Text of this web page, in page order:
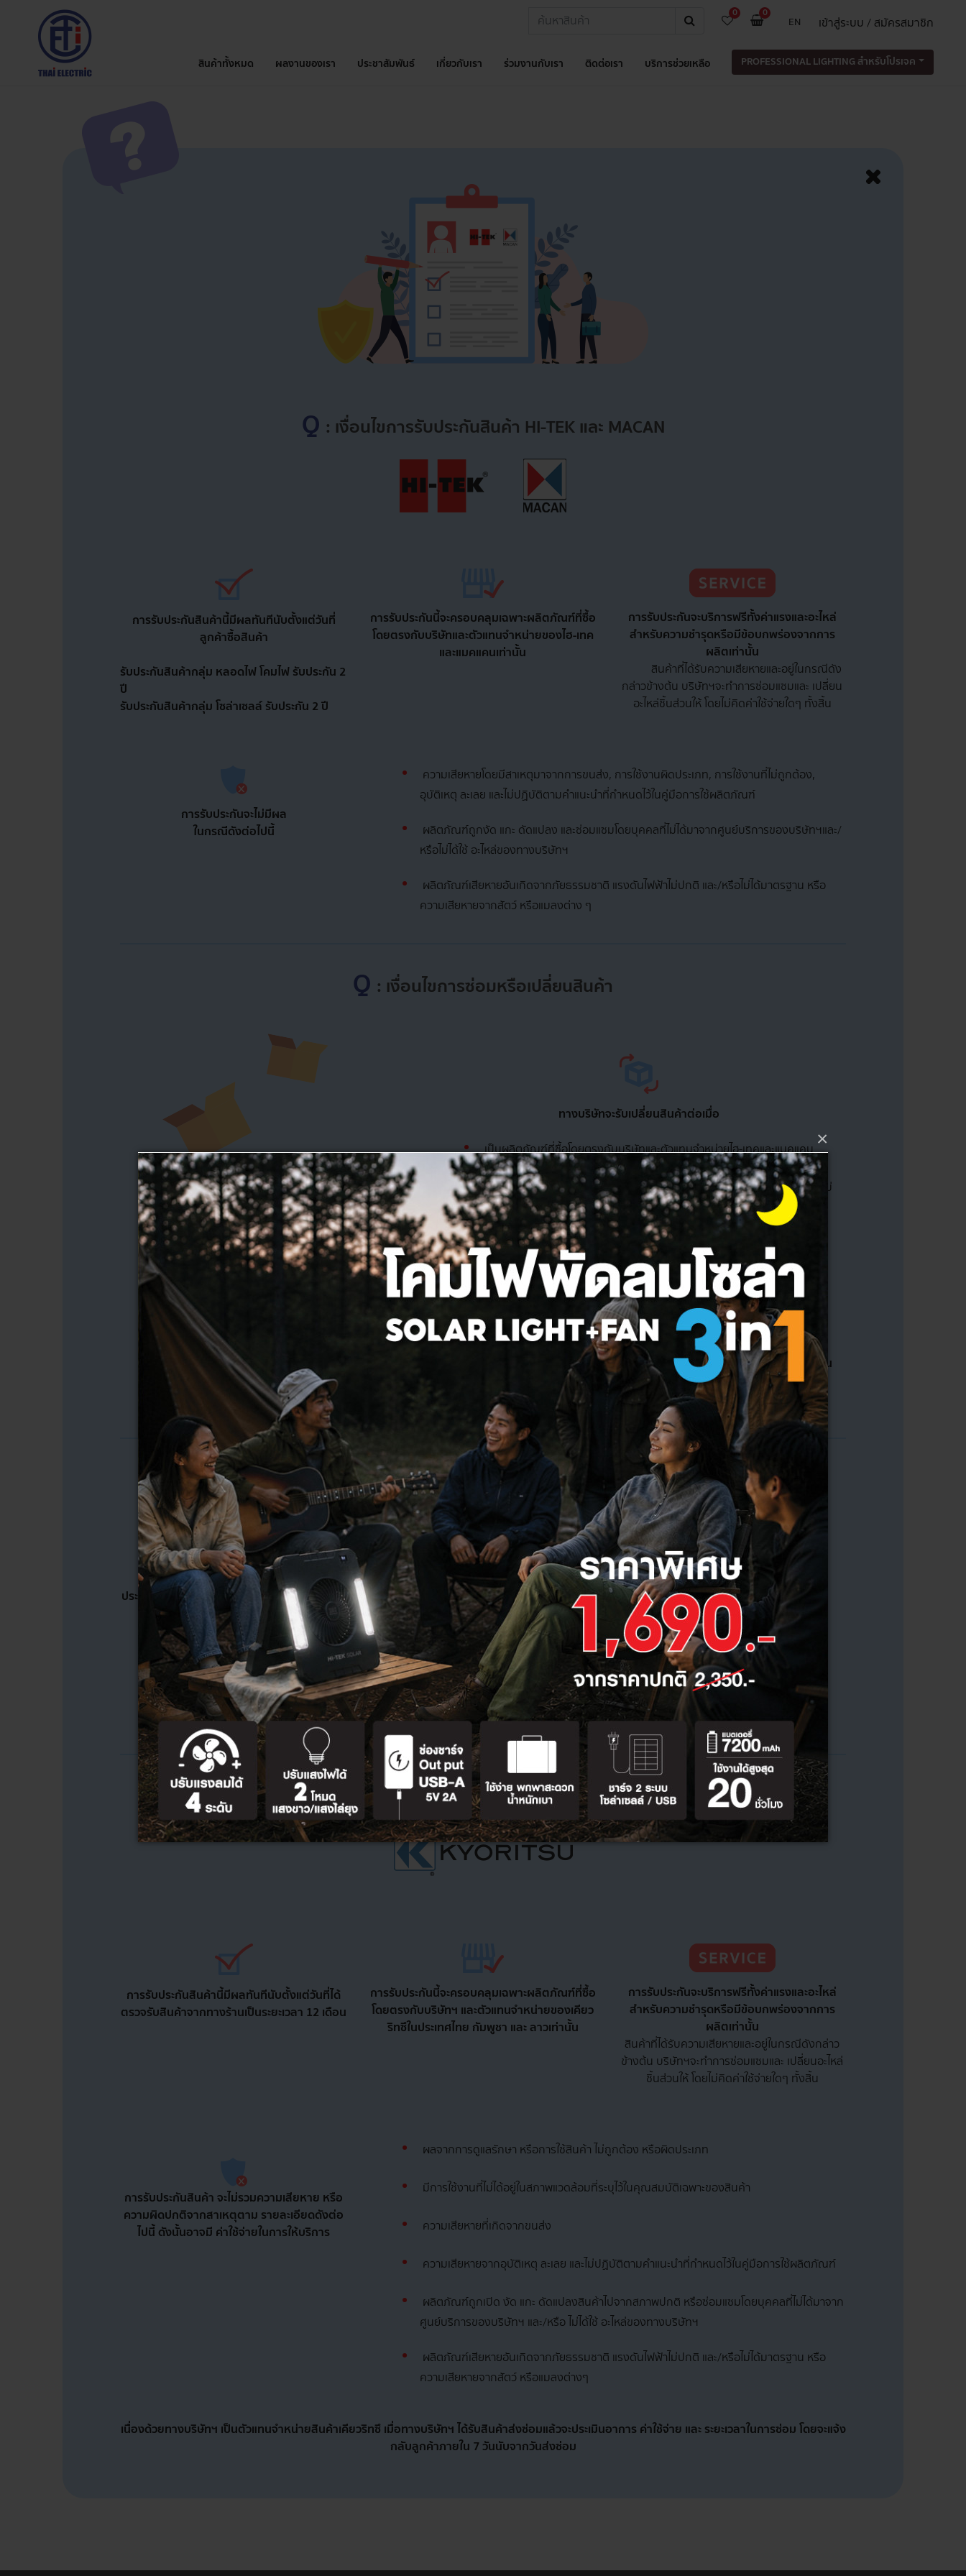
×
0 0
EN เข้าสู่ระบบ / สมัครสมาชิก
สินค้าทั้งหมด ผลงานของเรา ประชาสัมพันธ์ เกี่ยวกับเรา ร่วมงานกับเรา ติดต่อเรา บริการช่วยเหลือ PROFESSIONAL LIGHTING สำหรับโปรเจค
Q : เงื่อนไขการรับประกันสินค้า HI-TEK และ MACAN
การรับประกันสินค้านี้มีผลทันทีนับตั้งแต่วันที่
ลูกค้าซื้อสินค้า
รับประกันสินค้ากลุ่ม หลอดไฟ โคมไฟ รับประกัน 2
ปี
รับประกันสินค้ากลุ่ม โซล่าเซลล์ รับประกัน 2 ปี
การรับประกันนี้จะครอบคลุมเฉพาะผลิตภัณฑ์ที่ซื้อ
โดยตรงกับบริษัทและตัวแทนจำหน่ายของไฮ-เทค
และแมคแคนเท่านั้น
การรับประกันจะบริการฟรีทั้งค่าแรงและอะไหล่
สำหรับความชำรุดหรือมีข้อบกพร่องจากการ
ผลิตเท่านั้น
สินค้าที่ได้รับความเสียหายและอยู่ในกรณีดัง
กล่าวข้างต้น บริษัทฯจะทำการซ่อมแซมและ เปลี่ยน
อะไหล่ชิ้นส่วนให้ โดยไม่คิดค่าใช้จ่ายใดๆ ทั้งสิ้น
การรับประกันจะไม่มีผล
ในกรณีดังต่อไปนี้
ความเสียหายโดยมีสาเหตุมาจากการขนส่ง, การใช้งานผิดประเภท, การใช้งานที่ไม่ถูกต้อง,
อุบัติเหตุ ละเลย และไม่ปฏิบัติตามคำแนะนำที่กำหนดไว้ในคู่มือการใช้ผลิตภัณฑ์
ผลิตภัณฑ์ถูกงัด แกะ ดัดแปลง และซ่อมแซมโดยบุคคลที่ไม่ได้มาจากศูนย์บริการของบริษัทฯและ/
หรือไม่ได้ใช้ อะไหล่ของทางบริษัทฯ
ผลิตภัณฑ์เสียหายอันเกิดจากภัยธรรมชาติ แรงดันไฟฟ้าไม่ปกติ และ/หรือไม่ได้มาตรฐาน หรือ
ความเสียหายจากสัตว์ หรือแมลงต่าง ๆ
Q : เงื่อนไขการซ่อมหรือเปลี่ยนสินค้า
ทางบริษัทจะรับเปลี่ยนสินค้าต่อเมื่อ
เป็นผลิตภัณฑ์ที่ซื้อโดยตรงกับบริษัทและตัวแทนจำหน่ายไฮ-เทคและแมคแคน
สินค้าชำรุด หรือมีข้อบกพร่องจากการผลิต ผ่านการประเมินอาการและ พบว่าไม่
สามารถซ่อมแซมได้
กรณีสินค้าใช้งานได้ปกติ สินค้าที่นำมาเปลี่ยนต้องอยู่ในสภาพสมบูรณ์ พร้อม
หีบห่อที่สมบูรณ์ ระยะเวลาในการรับเปลี่ยนภายใน 14 วันนับจากวันที่ซื้อสินค้า
สินค้าที่ไม่รับเปลี่ยน
ได้แก่ สินค้าลดราคาล้างสต๊อก (Clearance
Sales) และ สินค้าโชว์
ลูกค้าสามารถรับสินค้าซ่อมได้ภายใน
30 วัน หลังจากที่เจ้าหน้าที่ติดต่อไป
Q: ขั้นตอนและระยะเวลาการซ่อม
ประเมินสภาพและอาการ และแจ้งสภาพและวิธีการ
แก้ไขให้กับลูกค้า : 1-4 วันทำการ
ซ่อมแซม : 10 วันทำการ
Q: การประกันสินค้าเคียวริทซึ
การรับประกันสินค้านี้มีผลทันทีนับตั้งแต่วันที่ได้
ตรวจรับสินค้าจากทางร้านเป็นระยะเวลา 12 เดือน
การรับประกันนี้จะครอบคลุมเฉพาะผลิตภัณฑ์ที่ซื้อ
โดยตรงกับบริษัทฯ และตัวแทนจำหน่ายของเคียว
ริทซึในประเทศไทย กัมพูชา และ ลาวเท่านั้น
การรับประกันจะบริการฟรีทั้งค่าแรงและอะไหล่
สำหรับความชำรุดหรือมีข้อบกพร่องจากการ
ผลิตเท่านั้น
สินค้าที่ได้รับความเสียหายและอยู่ในกรณีดังกล่าว
ข้างต้น บริษัทฯจะทำการซ่อมแซมและ เปลี่ยนอะไหล่
ชิ้นส่วนให้ โดยไม่คิดค่าใช้จ่ายใดๆ ทั้งสิ้น
การรับประกันสินค้า จะไม่รวมความเสียหาย หรือ
ความผิดปกติจากสาเหตุตาม รายละเอียดดังต่อ
ไปนี้ ดังนั้นอาจมี ค่าใช้จ่ายในการให้บริการ
ผลจากการดูแลรักษา หรือการใช้สินค้า ไม่ถูกต้อง หรือผิดประเภท
มีการใช้งานที่ไม่ได้อยู่ในสภาพแวดล้อมที่ระบุไว้ในคุณสมบัติเฉพาะของสินค้า
ความเสียหายที่เกิดจากขนส่ง
ความเสียหายจากอุบัติเหตุ ละเลย และไม่ปฏิบัติตามคำแนะนำที่กำหนดไว้ในคู่มือการใช้ผลิตภัณฑ์
ผลิตภัณฑ์ถูกเปิด งัด แกะ ดัดแปลงสินค้าไปจากสภาพปกติ หรือซ่อมแซมโดยบุคคลที่ไม่ได้มาจาก
ศูนย์บริการของบริษัทฯ และ/หรือ ไม่ได้ใช้ อะไหล่ของทางบริษัทฯ
ผลิตภัณฑ์เสียหายอันเกิดจากภัยธรรมชาติ แรงดันไฟฟ้าไม่ปกติ และ/หรือไม่ได้มาตรฐาน หรือ
ความเสียหายจากสัตว์ หรือแมลงต่างๆ
เนื่องด้วยทางบริษัทฯ เป็นตัวแทนจำหน่ายสินค้าเคียวริทซึ เมื่อทางบริษัทฯ ได้รับสินค้าส่งซ่อมแล้วจะประเมินอาการ ค่าใช้จ่าย และ ระยะเวลาในการซ่อม โดยจะแจ้ง
กลับลูกค้าภายใน 7 วันนับจากวันส่งซ่อม